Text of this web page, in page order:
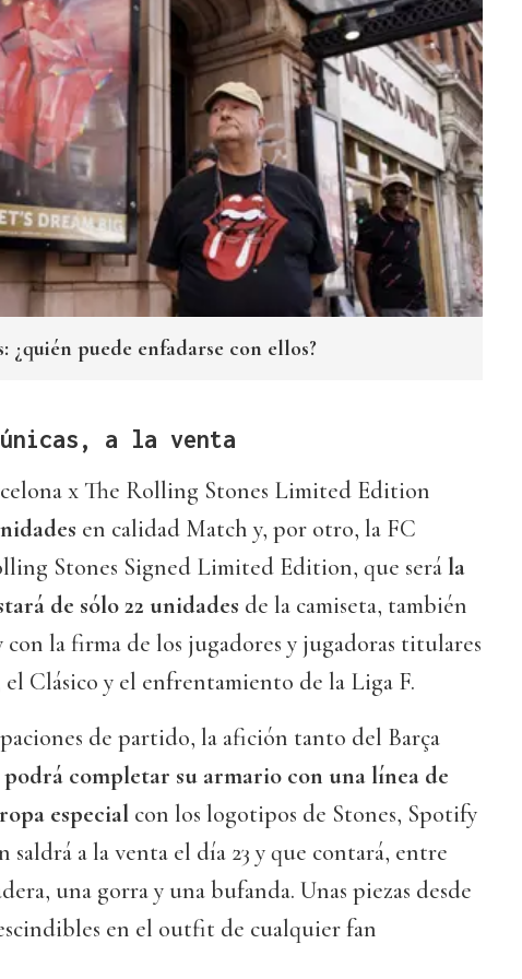
¿quién puede enfadarse con ellos?
únicas, a la venta
x The Rolling Stones Limited Edition
en calidad Match y, por otro, la FC
Stones Signed Limited Edition, que será la
de sólo 22 unidades de la camiseta, también
la firma de los jugadores y jugadoras titulares
Clásico y el enfrentamiento de la Liga F.
de partido, la afición tanto del Barça
podrá completar su armario con una línea de
especial con los logotipos de Stones, Spotify
saldrá a la venta el día 23 y que contará, entre
una gorra y una bufanda. Unas piezas desde
en el outfit de cualquier fan